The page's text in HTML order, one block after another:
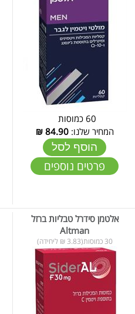
60 כמוסות
המחיר שלנו:84.90
₪
הוסף לסל
פרטים נוספים
אלטמן סידרל טבליות ברזל
Altman
30 כמוסות(3.83 ₪ ליחידה)